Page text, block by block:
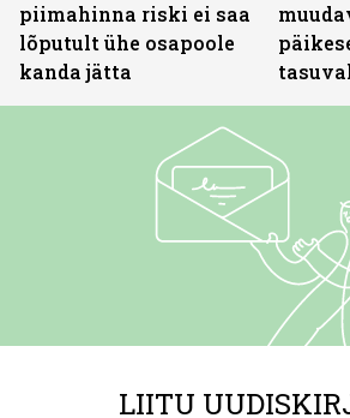
piimahinna riski ei saa
lõputult ühe osapoole
kanda jätta
LIITU